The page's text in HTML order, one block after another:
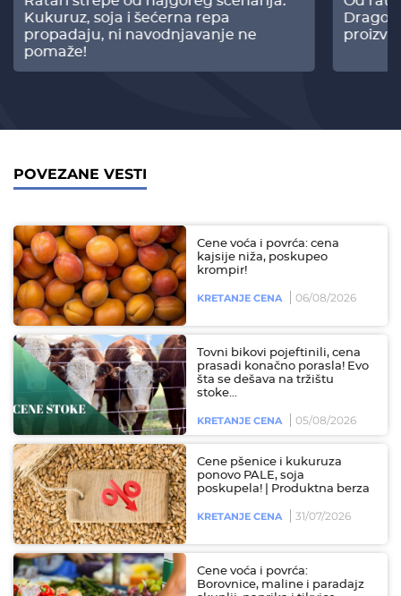
Kukuruz, soja i šećerna repa
propadaju, ni navodnjavanje ne
pomaže!
POVEZANE VESTI
Cene voća i povrća: cena
kajsije niža, poskupeo
krompir!
KRETANJE CENA 06/08/2026
Tovni bikovi pojeftinili, cena
prasadi konačno porasla! Evo
šta se dešava na tržištu
stoke...
KRETANJE CENA 05/08/2026
Cene pšenice i kukuruza
ponovo PALE, soja
poskupela! | Produktna berza
KRETANJE CENA 31/07/2026
Cene voća i povrća:
Borovnice, maline i paradajz